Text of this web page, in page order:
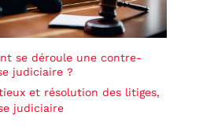
se déroule une contre-
judiciaire ?
et résolution des litiges,
judiciaire